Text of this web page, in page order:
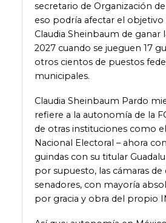
secretario de Organización
eso podría afectar el
Claudia Sheinbaum de ganar
2027 cuando se jueguen 17
otros cientos de puestos
municipales.
Claudia Sheinbaum Pardo
refiere a la autonomía de la
de otras instituciones como
Nacional Electoral – ahora
guindas con su titular
por supuesto, las cámaras de
senadores, con mayoría
por gracia y obra del propio